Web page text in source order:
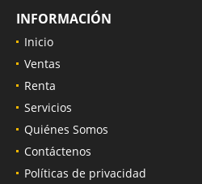
INFORMACIÓN
Inicio
Ventas
Renta
Servicios
Quiénes Somos
Contáctenos
Políticas de privacidad